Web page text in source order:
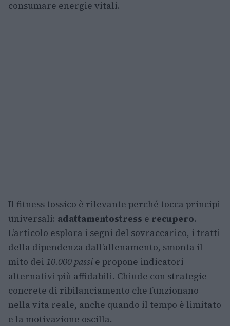
consumare energie vitali.
Il fitness tossico è rilevante perché tocca principi
universali: adattamentostress e recupero.
L’articolo esplora i segni del sovraccarico, i tratti
della dipendenza dall’allenamento, smonta il
mito dei 10.000 passi e propone indicatori
alternativi più affidabili. Chiude con strategie
concrete di ribilanciamento che funzionano
nella vita reale, anche quando il tempo è limitato
e la motivazione oscilla.